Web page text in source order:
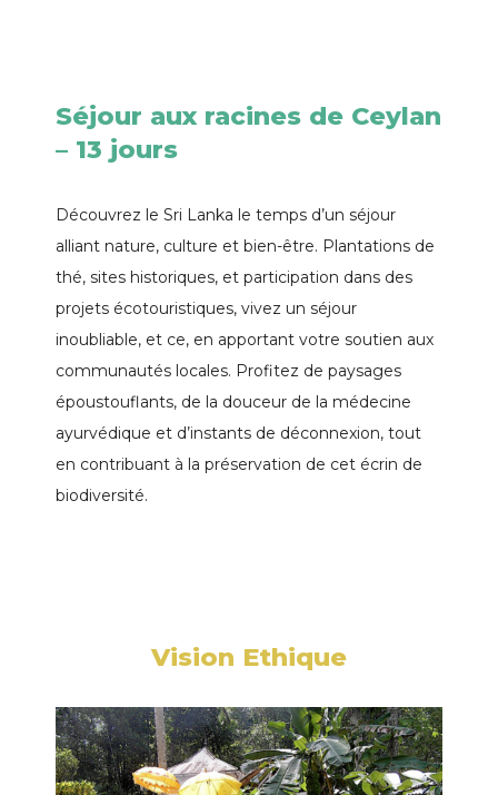
Séjour aux racines de Ceylan
– 13 jours
Découvrez le Sri Lanka le temps d’un séjour
alliant nature, culture et bien-être. Plantations de
thé, sites historiques, et participation dans des
projets écotouristiques, vivez un séjour
inoubliable, et ce, en apportant votre soutien aux
communautés locales. Profitez de paysages
époustouflants, de la douceur de la médecine
ayurvédique et d’instants de déconnexion, tout
en contribuant à la préservation de cet écrin de
biodiversité.
Vision Ethique